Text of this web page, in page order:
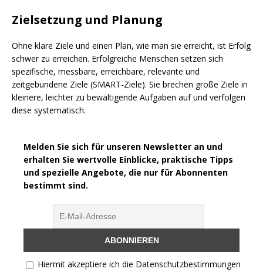
Zielsetzung und Planung
Ohne klare Ziele und einen Plan, wie man sie erreicht, ist Erfolg
schwer zu erreichen. Erfolgreiche Menschen setzen sich
spezifische, messbare, erreichbare, relevante und
zeitgebundene Ziele (SMART-Ziele). Sie brechen große Ziele in
kleinere, leichter zu bewältigende Aufgaben auf und verfolgen
diese systematisch.
Melden Sie sich für unseren Newsletter an und
erhalten Sie wertvolle Einblicke, praktische Tipps
und spezielle Angebote, die nur für Abonnenten
bestimmt sind.
Hiermit akzeptiere ich die Datenschutzbestimmungen